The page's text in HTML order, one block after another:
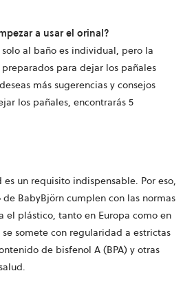
a usar el orinal?
al baño es individual, pero la
para dejar los pañales
más sugerencias y consejos
los pañales, encontrarás 5
un requisito indispensable. Por eso,
BabyBjörn cumplen con las normas
el plástico, tanto en Europa como en
somete con regularidad a estrictas
de bisfenol A (BPA) y otras